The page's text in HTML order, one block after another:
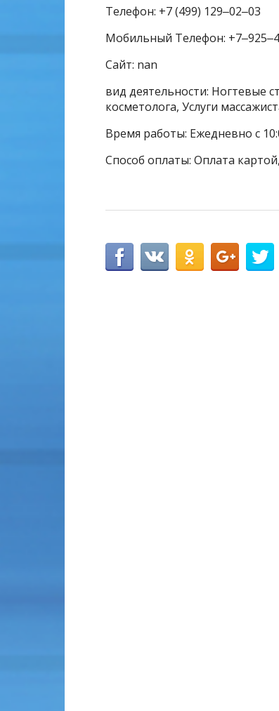
Телефон: +7 (499) 129‒02‒03
Мобильный Телефон:
Сайт: nan
вид деятельности: Ногтевые
косметолога, Услуги
Время работы: Ежедневно с
Способ оплаты: Оплата